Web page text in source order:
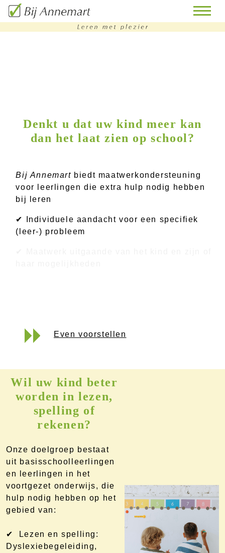
bijles
huiswerkbegeleiding
training
contact
Denkt u dat uw kind meer kan
dan het laat zien op school?
Bij Annemart biedt maatwerkondersteuning
voor leerlingen die extra hulp nodig hebben
bij leren
✔ Individuele aandacht voor een specifiek
(leer-) probleem
Even voorstellen
Wil uw kind beter
worden in lezen,
spelling of
rekenen?
Onze doelgroep bestaat
uit basisschoolleerlingen
en leerlingen in het
voortgezet onderwijs, die
hulp nodig hebben op het
gebied van:
✔ Lezen en spelling:
Dyslexiebegeleiding,